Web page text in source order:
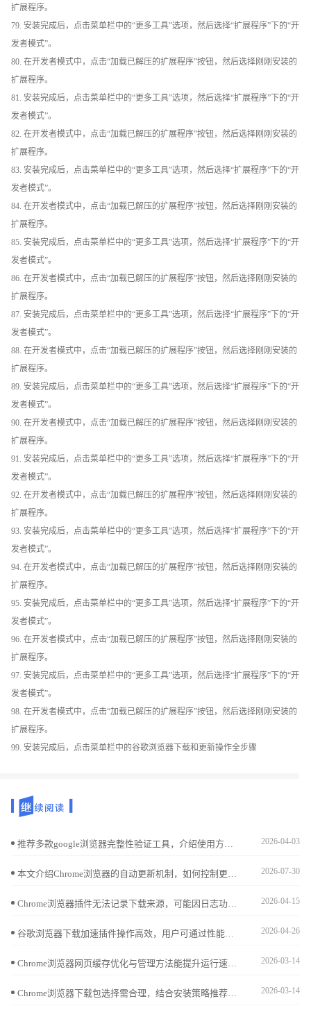
扩展程序。
79. 安装完成后，点击菜单栏中的“更多工具”选项，然后选择“扩展程序”下的“开
发者模式”。
80. 在开发者模式中，点击“加载已解压的扩展程序”按钮，然后选择刚刚安装的
扩展程序。
81. 安装完成后，点击菜单栏中的“更多工具”选项，然后选择“扩展程序”下的“开
发者模式”。
82. 在开发者模式中，点击“加载已解压的扩展程序”按钮，然后选择刚刚安装的
扩展程序。
83. 安装完成后，点击菜单栏中的“更多工具”选项，然后选择“扩展程序”下的“开
发者模式”。
84. 在开发者模式中，点击“加载已解压的扩展程序”按钮，然后选择刚刚安装的
扩展程序。
85. 安装完成后，点击菜单栏中的“更多工具”选项，然后选择“扩展程序”下的“开
发者模式”。
86. 在开发者模式中，点击“加载已解压的扩展程序”按钮，然后选择刚刚安装的
扩展程序。
87. 安装完成后，点击菜单栏中的“更多工具”选项，然后选择“扩展程序”下的“开
发者模式”。
88. 在开发者模式中，点击“加载已解压的扩展程序”按钮，然后选择刚刚安装的
扩展程序。
89. 安装完成后，点击菜单栏中的“更多工具”选项，然后选择“扩展程序”下的“开
发者模式”。
90. 在开发者模式中，点击“加载已解压的扩展程序”按钮，然后选择刚刚安装的
扩展程序。
91. 安装完成后，点击菜单栏中的“更多工具”选项，然后选择“扩展程序”下的“开
发者模式”。
92. 在开发者模式中，点击“加载已解压的扩展程序”按钮，然后选择刚刚安装的
扩展程序。
93. 安装完成后，点击菜单栏中的“更多工具”选项，然后选择“扩展程序”下的“开
发者模式”。
94. 在开发者模式中，点击“加载已解压的扩展程序”按钮，然后选择刚刚安装的
扩展程序。
95. 安装完成后，点击菜单栏中的“更多工具”选项，然后选择“扩展程序”下的“开
发者模式”。
96. 在开发者模式中，点击“加载已解压的扩展程序”按钮，然后选择刚刚安装的
扩展程序。
97. 安装完成后，点击菜单栏中的“更多工具”选项，然后选择“扩展程序”下的“开
发者模式”。
98. 在开发者模式中，点击“加载已解压的扩展程序”按钮，然后选择刚刚安装的
扩展程序。
99. 安装完成后，点击菜单栏中的谷歌浏览器下载和更新操作全步骤
推荐多款google浏览器完整性验证工具，介绍使用方法，帮助用户确认文件安全无误，防止安装出错。 2026-04-03
本文介绍Chrome浏览器的自动更新机制，如何控制更新设置，确保浏览器始终保持最新版本，并介绍如何手动检查和管理浏览器更新，提升浏览体验和安全性。 2026-07-30
Chrome浏览器插件无法记录下载来源，可能因日志功能未启用，需开启详细日志记录。 2026-04-15
谷歌浏览器下载加速插件操作高效，用户可通过性能实测掌握最佳配置，实现文件快速下载和任务管理。 2026-04-26
Chrome浏览器网页缓存优化与管理方法能提升运行速度。教程结合功能解析与技巧应用，用户能灵活掌握缓存清理与维护，提高网页加载效率。 2026-03-14
Chrome浏览器下载包选择需合理，结合安装策略推荐与操作方法分享，保障浏览器运行更流畅。 2026-03-14